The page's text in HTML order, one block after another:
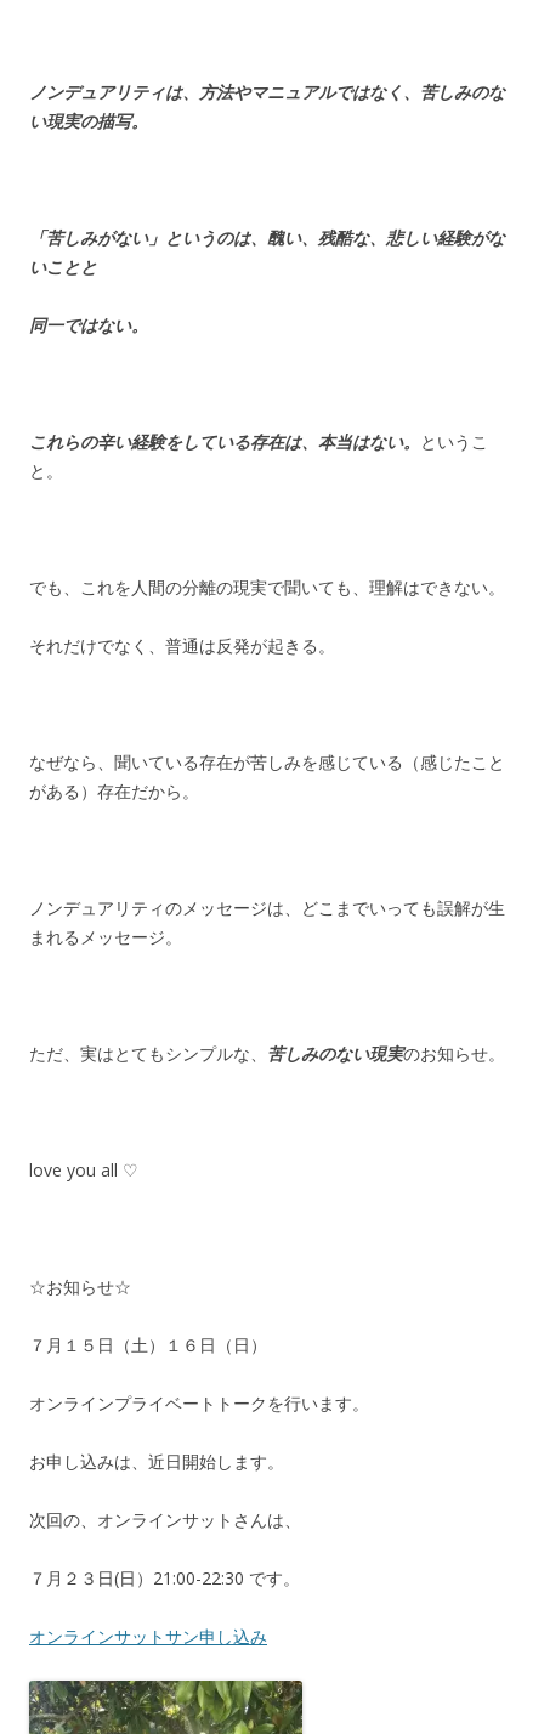
ノンデュアリティは、方法やマニュアルではなく、 苦しみのな
い現実の描写。
「苦しみがない」というのは、醜い、残酷な、悲しい経験がな
いことと
同一ではない。
これらの辛い経験をしている存在は、本当はない。 というこ
と。
でも、これを人間の分離の現実で聞いても、理解はできない。
それだけでなく、普通は反発が起きる。
なぜなら、聞いている存在が苦しみを感じている（感じたこと
がある）存在だから。
ノンデュアリティのメッセージは、どこまでいっても誤解が生
まれるメッセージ。
ただ、実はとてもシンプルな、 苦しみのない現実のお知らせ。
love you all ♡
☆お知らせ☆
７月１５日（土）１６日（日）
オンラインプライベートトークを行います。
お申し込みは、近日開始します。
次回の、オンラインサットさんは、
７月２３日(日）21:00-22:30 です。
オンラインサットサン申し込み